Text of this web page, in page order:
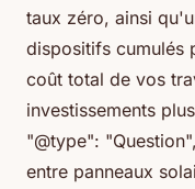
taux zéro, ainsi
dispositifs cumulés
coût total de vos
investissements
"@type":
entre panneaux